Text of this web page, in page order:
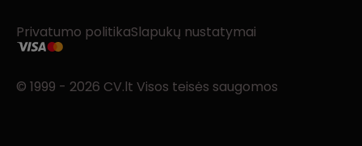
Privatumo politikaSlapukų nustatymai
© 1999 - 2026 CV.lt Visos teisės saugomos